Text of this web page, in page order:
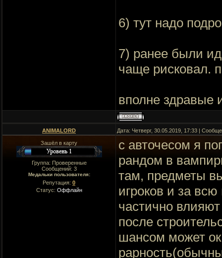
6) тут надо
7) ранее были
чаще рисковал.
вполне здравые
ANIMALORD Дата: Четверг, 30.05.2019, 17:33 |
Зашёл в карту
Группа: Проверенные
Сообщений: 3
Медальки пользователя:
Репутация: 0
Статус: Оффлайн
с авточесом я
рандом в
там, предметы
игроков и за
частично
после
шансом может